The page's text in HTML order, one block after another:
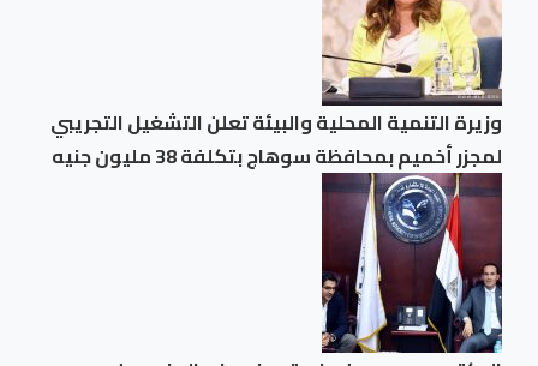
وزيرة التنمية المحلية والبيئة تعلن التشغيل التجريبي
لمجزر أخميم بمحافظة سوهاج بتكلفة 38 مليون جنيه